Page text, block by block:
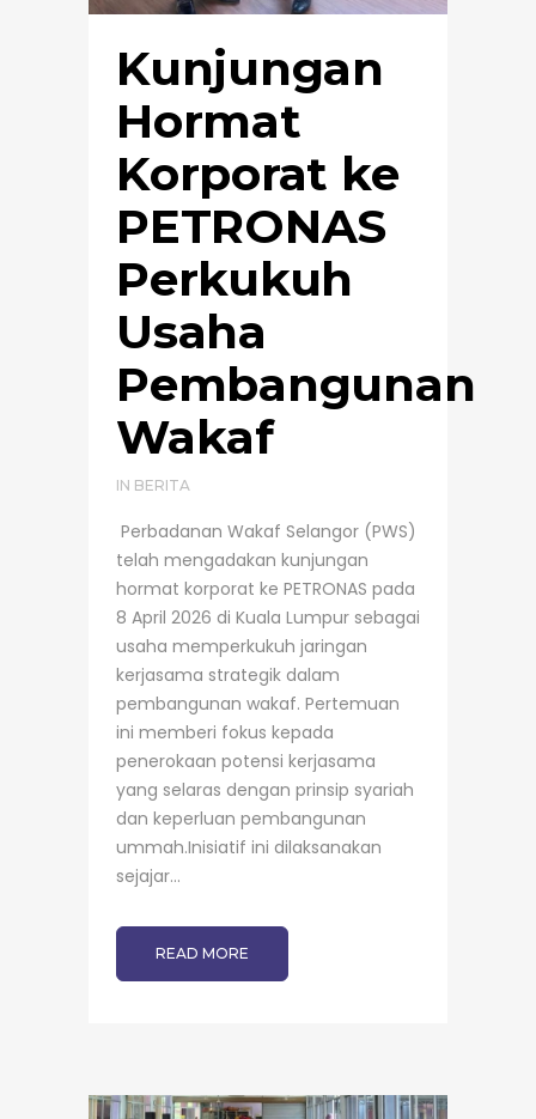
Kunjungan
Hormat
Korporat ke
PETRONAS
Perkukuh
Usaha
Pembangunan
Wakaf
IN BERITA
Perbadanan Wakaf Selangor (PWS)
telah mengadakan kunjungan
hormat korporat ke PETRONAS pada
8 April 2026 di Kuala Lumpur sebagai
usaha memperkukuh jaringan
kerjasama strategik dalam
pembangunan wakaf. Pertemuan
ini memberi fokus kepada
penerokaan potensi kerjasama
yang selaras dengan prinsip syariah
dan keperluan pembangunan
ummah.Inisiatif ini dilaksanakan
sejajar...
READ MORE